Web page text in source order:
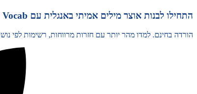
התחילו לבנות אוצר מילים אמיתי באנגלית עם Vocab
הורדה בחינם. למדו מהר יותר עם חזרות מרווחות, רשימות לפי